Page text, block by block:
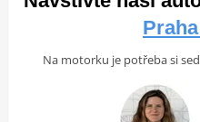
1
Kapalina
329.2 cm³
Na motorku je potřeba si